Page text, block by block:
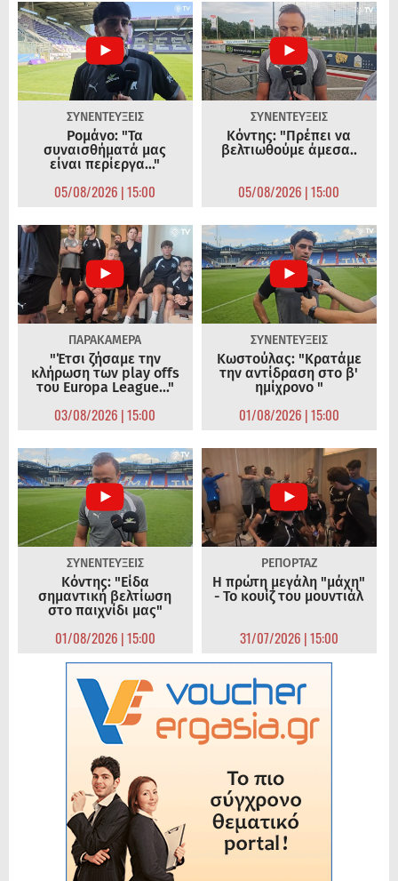
ΣΥΝΕΝΤΕΥΞΕΙΣ
Ρομάνο: "Τα
συναισθήματά μας
είναι περίεργα..."
05/08/2026 | 15:00
ΣΥΝΕΝΤΕΥΞΕΙΣ
Κόντης: "Πρέπει να
βελτιωθούμε άμεσα..
05/08/2026 | 15:00
ΠΑΡΑΚΑΜΕΡΑ
"Έτσι ζήσαμε την
κλήρωση των play offs
του Europa League..."
03/08/2026 | 15:00
ΣΥΝΕΝΤΕΥΞΕΙΣ
Κωστούλας: "Κρατάμε
την αντίδραση στο β'
ημίχρονο "
01/08/2026 | 15:00
ΣΥΝΕΝΤΕΥΞΕΙΣ
Κόντης: "Είδα
σημαντική βελτίωση
στο παιχνίδι μας"
01/08/2026 | 15:00
ΡΕΠΟΡΤΑΖ
Η πρώτη μεγάλη "μάχη"
- Το κουίζ του μουντιάλ
31/07/2026 | 15:00